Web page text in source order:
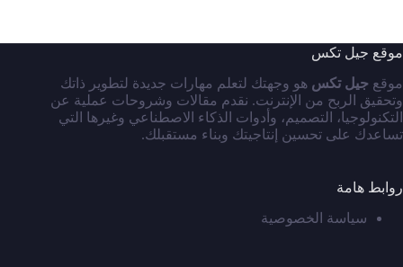
موقع جيل تكس
موقع جيل تكس هو وجهتك لتعلم مهارات جديدة لتطوير ذاتك
وتحقيق الربح من الإنترنت. نقدم مقالات وشروحات عملية عن
التكنولوجيا، التصميم، وأدوات الذكاء الاصطناعي وغيرها التي
تساعدك على تحسين إنتاجيتك وبناء مستقبلك.
روابط هامة
سياسة الخصوصية